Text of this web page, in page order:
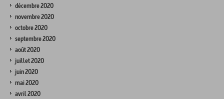
décembre 2020
novembre 2020
octobre 2020
septembre 2020
août 2020
juillet 2020
juin 2020
mai 2020
avril 2020